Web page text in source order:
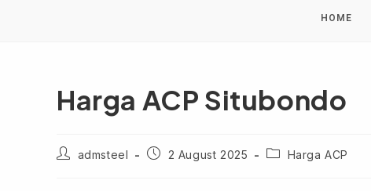
HOME
Harga ACP Situbondo
Postadmsteel
Post2 August 2025
PostHarga ACP